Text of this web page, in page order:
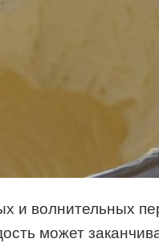
и волнительных
может